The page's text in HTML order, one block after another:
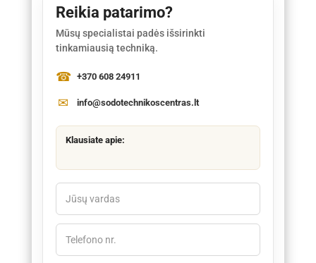
Reikia patarimo?
Mūsų specialistai padės išsirinkti
tinkamiausią techniką.
+370 608 24911
info@sodotechnikoscentras.lt
Klausiate apie: